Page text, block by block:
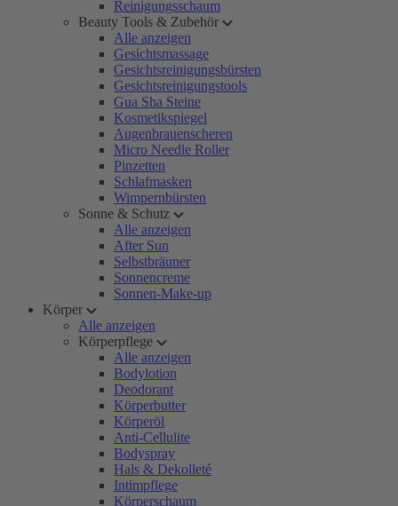
Reinigungsschaum
Beauty Tools & Zubehör
Alle anzeigen
Gesichtsmassage
Gesichtsreinigungsbürsten
Gesichtsreinigungstools
Gua Sha Steine
Kosmetikspiegel
Augenbrauenscheren
Micro Needle Roller
Pinzetten
Schlafmasken
Wimpernbürsten
Sonne & Schutz
Alle anzeigen
After Sun
Selbstbräuner
Sonnencreme
Sonnen-Make-up
Körper
Alle anzeigen
Körperpflege
Alle anzeigen
Bodylotion
Deodorant
Körperbutter
Körperöl
Anti-Cellulite
Bodyspray
Hals & Dekolleté
Intimpflege
Körperschaum